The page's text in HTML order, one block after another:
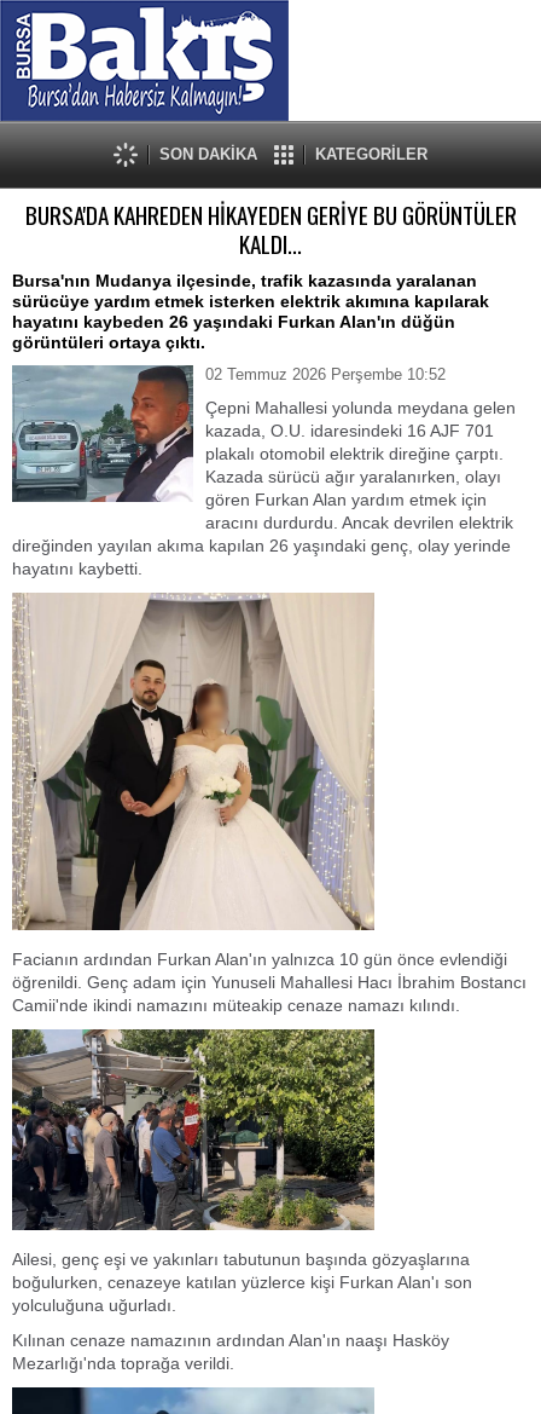
SON DAKİKA KATEGORİLER
BURSA'DA KAHREDEN HİKAYEDEN GERİYE BU GÖRÜNTÜLER
KALDI...
Bursa'nın Mudanya ilçesinde, trafik kazasında yaralanan
sürücüye yardım etmek isterken elektrik akımına kapılarak
hayatını kaybeden 26 yaşındaki Furkan Alan'ın düğün
görüntüleri ortaya çıktı.
02 Temmuz 2026 Perşembe 10:52
Çepni Mahallesi yolunda meydana gelen
kazada, O.U. idaresindeki 16 AJF 701
plakalı otomobil elektrik direğine çarptı.
Kazada sürücü ağır yaralanırken, olayı
gören Furkan Alan yardım etmek için
aracını durdurdu. Ancak devrilen elektrik
direğinden yayılan akıma kapılan 26 yaşındaki genç, olay yerinde
hayatını kaybetti.
Facianın ardından Furkan Alan'ın yalnızca 10 gün önce evlendiği
öğrenildi. Genç adam için Yunuseli Mahallesi Hacı İbrahim Bostancı
Camii'nde ikindi namazını müteakip cenaze namazı kılındı.
Ailesi, genç eşi ve yakınları tabutunun başında gözyaşlarına
boğulurken, cenazeye katılan yüzlerce kişi Furkan Alan'ı son
yolculuğuna uğurladı.
Kılınan cenaze namazının ardından Alan'ın naaşı Hasköy
Mezarlığı'nda toprağa verildi.